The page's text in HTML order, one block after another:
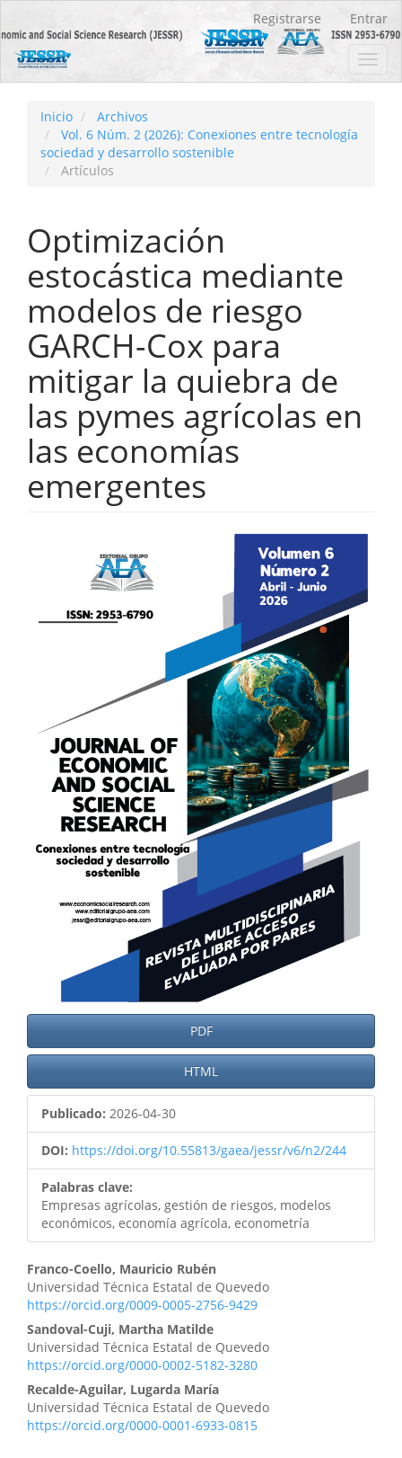
principal
Contenido
principal
Barra
Registrarse Entrar
Inicio
Archivos
Vol. 6 Núm. 2 (2026): Conexiones entre tecnología
sociedad y desarrollo sostenible
Artículos
Optimización
estocástica mediante
modelos de riesgo
GARCH-Cox para
mitigar la quiebra de
las pymes agrícolas en
las economías
emergentes
PDF
HTML
Publicado: 2026-04-30
DOI: https://doi.org/10.55813/gaea/jessr/v6/n2/244
Palabras clave:
Empresas agrícolas, gestión de riesgos, modelos
económicos, economía agrícola, econometría
Franco-Coello, Mauricio Rubén
Universidad Técnica Estatal de Quevedo
https://orcid.org/0009-0005-2756-9429
Sandoval-Cuji, Martha Matilde
Universidad Técnica Estatal de Quevedo
https://orcid.org/0000-0002-5182-3280
Recalde-Aguilar, Lugarda María
Universidad Técnica Estatal de Quevedo
https://orcid.org/0000-0001-6933-0815